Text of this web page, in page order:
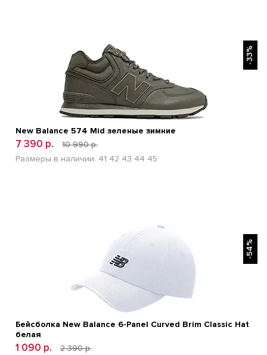
-33%
New Balance 574 Mid зеленые зимние
7 390 р.
10 990 р.
Размеры в наличии: 41 42 43 44 45
БЫСТРЫЙ ПРОСМОТР
-54%
Бейсболка New Balance 6-Panel Curved Brim Classic Hat
белая
1 090 р.
2 390 р.